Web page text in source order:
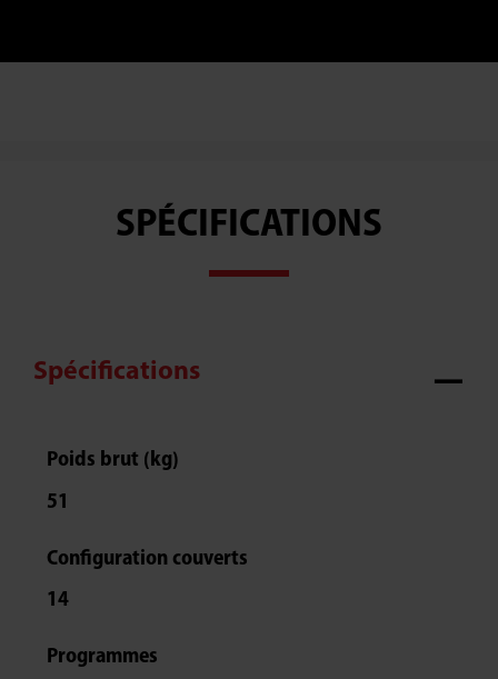
SPÉCIFICATIONS
Spécifications
Poids brut (kg)
51
Configuration couverts
14
Programmes